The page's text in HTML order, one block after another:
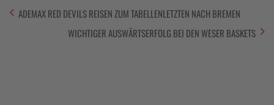
ADEMAX RED DEVILS REISEN ZUM TABELLENLETZTEN NACH BREMEN
WICHTIGER AUSWÄRTSERFOLG BEI DEN WESER BASKETS